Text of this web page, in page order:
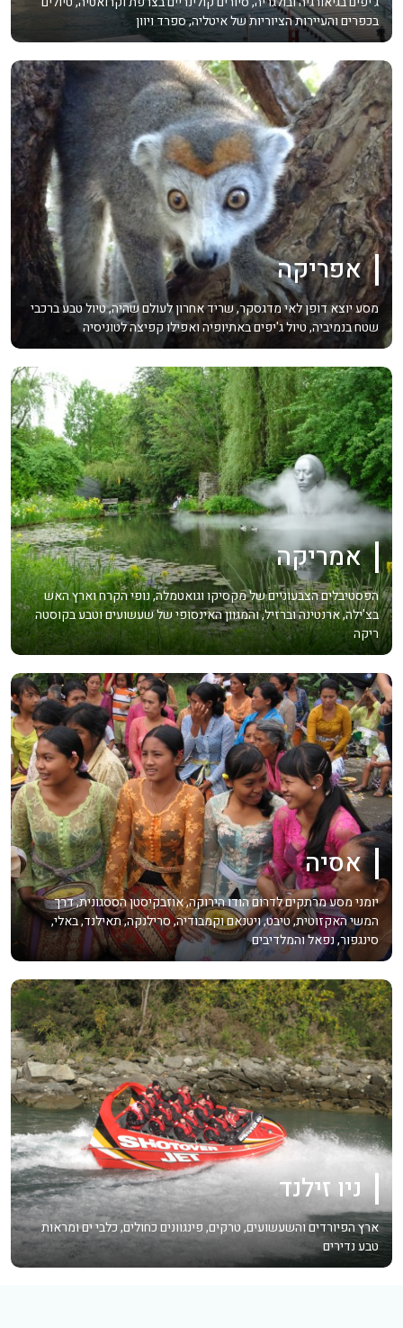
בכפרים והעיירות הציוריות של איטליה, ספרד ויוון
אפריקה
מסע יוצא דופן לאי מדגסקר, שריד אחרון לעולם שהיה, טיול טבע ברכבי
שטח בנמיביה, טיול ג'יפים באתיופיה ואפילו קפיצה לטוניסיה
אמריקה
הפסטיבלים הצבעוניים של מקסיקו וגואטמלה, נופי הקרח וארץ האש
בצ'ילה, ארנטינה וברזיל, והמגוון האינסופי של שעשועים וטבע בקוסטה
ריקה
אסיה
יומני מסע מרתקים לדרום הודו הירוקה, אוזבקיסטן הססגונית, דרך
המשי האקזוטית, טיבט, ויטנאם וקמבודיה, סרילנקה, תאילנד, באלי,
סינגפור, נפאל והמלדיבים
ניו זילנד
ארץ הפיורדים והשעשועים, טרקים, פינגוונים כחולים, כלבי ים ומראות
טבע נדירים